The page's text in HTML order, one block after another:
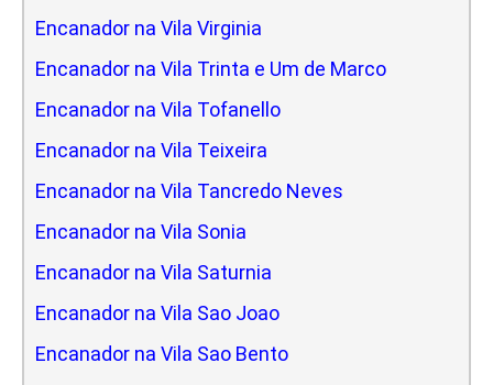
Encanador na Vila Virginia
Encanador na Vila Trinta e Um de Marco
Encanador na Vila Tofanello
Encanador na Vila Teixeira
Encanador na Vila Tancredo Neves
Encanador na Vila Sonia
Encanador na Vila Saturnia
Encanador na Vila Sao Joao
Encanador na Vila Sao Bento